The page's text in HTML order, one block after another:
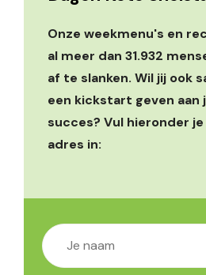
Onze weekmenu's en
al meer dan 31.932
af te slanken. Wil jij ook
een kickstart geven aan
succes? Vul hieronder
adres in: